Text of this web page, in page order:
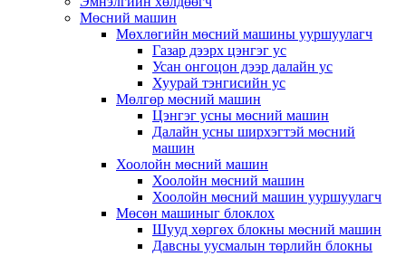
Мөсний машин
Мөхлөгийн мөсний машины ууршуулагч
Газар дээрх цэнгэг ус
Усан онгоцон дээр далайн ус
Хуурай тэнгисийн ус
Мөлгөр мөсний машин
Цэнгэг усны мөсний машин
Далайн усны ширхэгтэй мөсний
машин
Хоолойн мөсний машин
Хоолойн мөсний машин
Хоолойн мөсний машин ууршуулагч
Мөсөн машиныг блоклох
Шууд хөргөх блокны мөсний машин
Давсны уусмалын төрлийн блокны